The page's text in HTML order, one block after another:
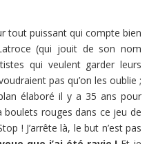
tout puissant qui compte bien
(qui jouit de son nom
qui veulent garder leurs
pas qu’on les oublie ;
élaboré il y a 35 ans pour
boulets rouges dans ce jeu de
! J’arrête là, le but n’est pas